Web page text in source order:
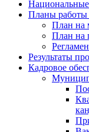
Планы работы
План на
План на
Результаты
Кадровое